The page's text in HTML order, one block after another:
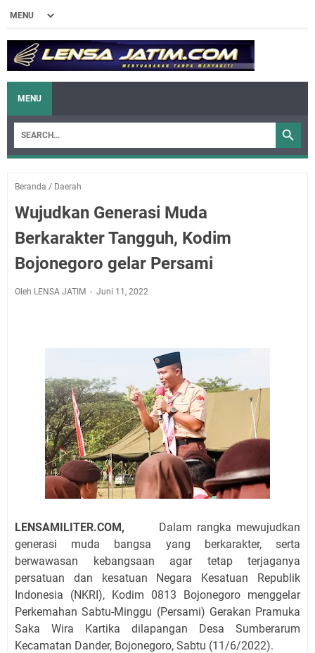
MENU
Beranda / Daerah
Wujudkan Generasi Muda
Berkarakter Tangguh, Kodim
Bojonegoro gelar Persami
Oleh LENSA JATIM Juni 11, 2022
LENSAMILITER.COM,
Dalam rangka mewujudkan
generasi muda bangsa yang berkarakter, serta
berwawasan kebangsaan agar tetap terjaganya
persatuan dan kesatuan Negara Kesatuan Republik
Indonesia (NKRI), Kodim 0813 Bojonegoro menggelar
Perkemahan Sabtu-Minggu (Persami) Gerakan Pramuka
Saka Wira Kartika dilapangan Desa Sumberarum
Kecamatan Dander, Bojonegoro, Sabtu (11/6/2022).